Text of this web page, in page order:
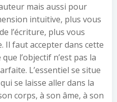
mais aussi pour
intuitive, plus vous
l’écriture, plus vous
Il faut accepter dans cette
l’objectif n’est pas la
L’essentiel se situe
se laisse aller dans la
corps, à son âme, à son